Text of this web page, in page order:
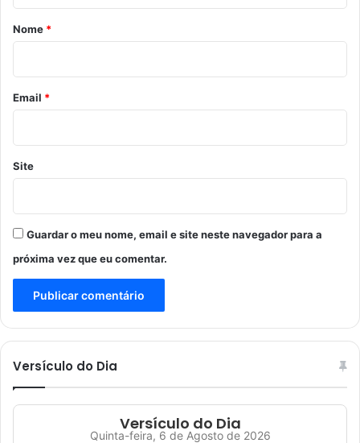
r
i
o
*
Nome *
Email *
Site
Guardar o meu nome, email e site neste navegador para a
próxima vez que eu comentar.
Versículo do Dia
Versículo do Dia
Quinta-feira, 6 de Agosto de 2026